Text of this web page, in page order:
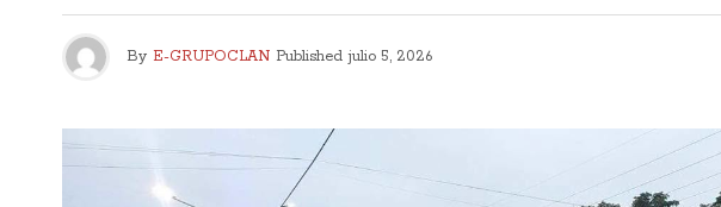
By E-GRUPOCLAN Published julio 5, 2026